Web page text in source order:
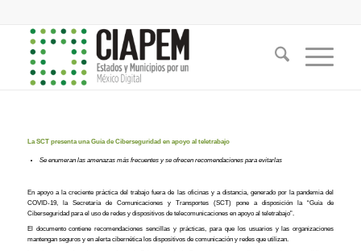
La SCT presenta una Guía de Ciberseguridad en apoyo al teletrabajo
Se enumeran las amenazas más frecuentes y se ofrecen recomendaciones para evitarlas
En apoyo a la creciente práctica del trabajo fuera de las oficinas y a distancia, generado por la pandemia del
COVID-19, la Secretaría de Comunicaciones y Transportes (SCT) pone a disposición la “Guía de
Ciberseguridad para el uso de redes y dispositivos de telecomunicaciones en apoyo al teletrabajo”.
El documento contiene recomendaciones sencillas y prácticas, para que los usuarios y las organizaciones
mantengan seguros y en alerta cibernética los dispositivos de comunicación y redes que utilizan.